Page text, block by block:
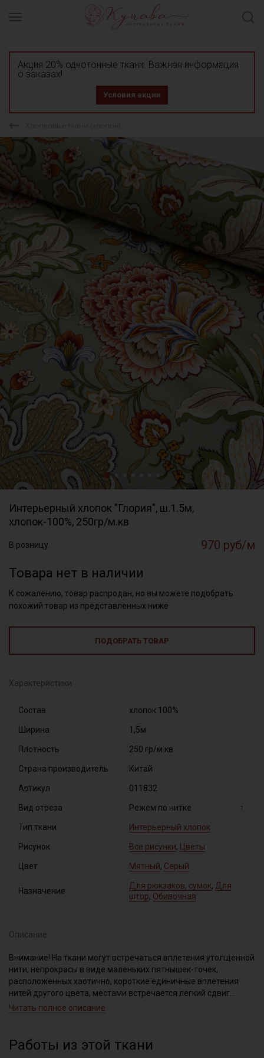
Акция 20% однотонные ткани. Важная информация
о заказах!
Условия акции
Хлопковые ткани (хлопок)
Интерьерный хлопок "Глория", ш.1.5м,
хлопок-100%, 250гр/м.кв
В розницу 970 руб/м
Товара нет в наличии
К сожалению, товар распродан, но вы можете подобрать
похожий товар из представленных ниже
ПОДОБРАТЬ ТОВАР
Характеристики
Состав хлопок 100%
Ширина 1,5м
Плотность 250 гр/м.кв
Страна производитель Китай
Артикул 011832
Вид отреза Режем по нитке ?
Тип ткани Интерьерный хлопок
Рисунок Все рисунки, Цветы
Цвет Мятный, Серый
Назначение
Для рюкзаков, сумок, Для
штор, Обивочная
Описание
Внимание! На ткани могут встречаться вплетения утолщенной
нити, непрокрасы в виде маленьких пятнышек-точек,
расположенных хаотично, короткие единичные вплетения
нитей другого цвета, местами встречается легкий сдвиг
печати.
неровность, а пропарить и подтянуть ткань по диагонали,
чтобы нити распрямились и диагональный перекос
Читать полное описание
Работы из этой ткани